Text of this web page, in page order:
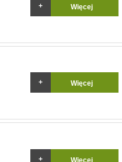
Więcej
Więcej
Więcej